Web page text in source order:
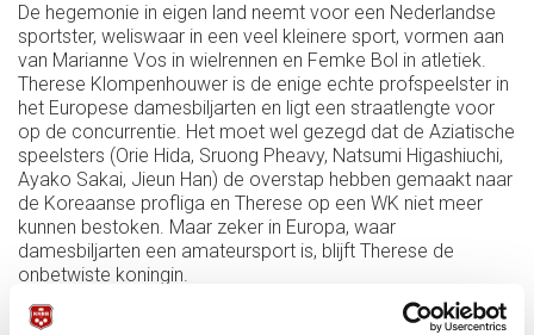
De hegemonie in eigen land neemt voor een Nederlandse
sportster, weliswaar in een veel kleinere sport, vormen aan
van Marianne Vos in wielrennen en Femke Bol in atletiek.
Therese Klompenhouwer is de enige echte profspeelster in
het Europese damesbiljarten en ligt een straatlengte voor
op de concurrentie. Het moet wel gezegd dat de Aziatische
speelsters (Orie Hida, Sruong Pheavy, Natsumi Higashiuchi,
Ayako Sakai, Jieun Han) de overstap hebben gemaakt naar
de Koreaanse profliga en Therese op een WK niet meer
kunnen bestoken. Maar zeker in Europa, waar
damesbiljarten een amateursport is, blijft Therese de
onbetwiste koningin.
De Europese bond heeft de intentie om de discipline verder